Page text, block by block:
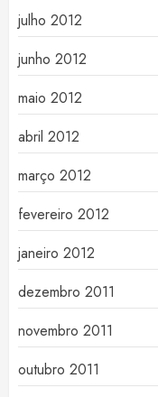
julho 2012
junho 2012
maio 2012
abril 2012
março 2012
fevereiro 2012
janeiro 2012
dezembro 2011
novembro 2011
outubro 2011